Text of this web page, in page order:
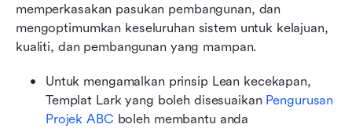
memperkasakan pasukan pembangunan, dan
mengoptimumkan keseluruhan sistem untuk kelajuan,
kualiti, dan pembangunan yang mampan.
Untuk mengamalkan prinsip Lean kecekapan,
Templat Lark yang boleh disesuaikan Pengurusan
Projek ABC boleh membantu anda